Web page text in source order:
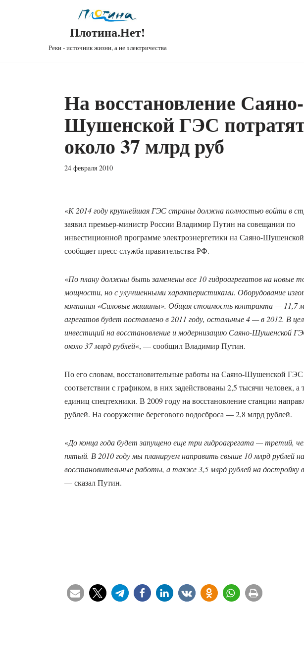
Плотина.Нет!
Реки - источник жизни, а не электричества
На восстановление Саяно-
Шушенской ГЭС
около 37 млрд руб
24 февраля 2010
«К 2014 году крупнейшая ГЭС страны должна полностью войти в
заявил премьер-министр России Владимир Путин на совещании по
инвестиционной программе электроэнергетики на Саяно-
сообщает пресс-служба правительства РФ.
«По плану должны быть заменены все 10 гидроагрегатов на новые
мощности, но с улучшенными характеристиками. Оборудование
компания «Силовые машины». Общая стоимость контракта — 11,7
агрегатов будет поставлено в 2011 году, остальные 4 — в 2012. В
инвестиций на восстановление и модернизацию Саяно-Шушенской
около 37 млрд рублей«, — сообщил Владимир Путин.
По его словам, восстановительные работы на Саяно-Шушенской ГЭС
соответствии с графиком, в них задействованы 2,5 тысячи человек, а
единиц спецтехники. В 2009 году на восстановление станции
рублей. На сооружение берегового водосброса — 2,8 млрд рублей.
«До конца года будет запущено еще три гидроагрегата — третий,
пятый. В 2010 году мы планируем направить свыше 10 млрд рублей на
восстановительные работы, а также 3,5 млрд рублей на достройку
— сказал Путин.